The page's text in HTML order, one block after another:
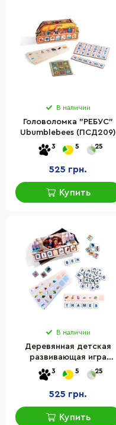
В наличии
Головоломка "РЕБУС"
Ubumblebees (ПСД209)
PSD209
3 5 25
525 грн.
Купить
В наличии
Деревянная детская
развивающая игра
"Ребус" Ubumblebees
(ПСД256) PSD256 ENG
3 5 25
525 грн.
Купить